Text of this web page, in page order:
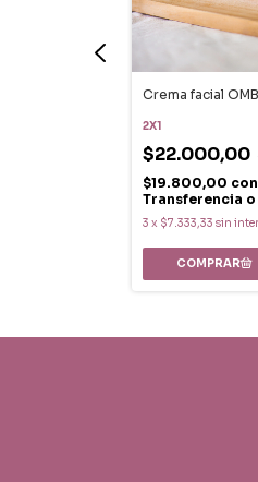
Crema facial
2X1
$22.000,00
$19.800,00 con
Transferencia
3 x $7.333,33 sin